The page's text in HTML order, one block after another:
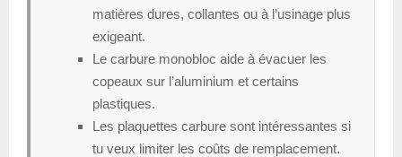
matières dures, collantes ou à l’usinage plus
exigeant.
Le carbure monobloc aide à évacuer les
copeaux sur l’aluminium et certains
plastiques.
Les plaquettes carbure sont intéressantes si
tu veux limiter les coûts de remplacement.